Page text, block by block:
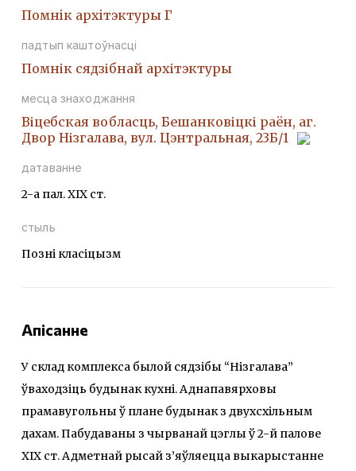
Помнiк архiтэктуры Г
падтып каштоўнасці
Помнік сядзібнай архітэктуры
месца знаходжання
Віцебская вобласць, Бешанковіцкі раён, аг.
Двор Нізгалава, вул. Цэнтральная, 23Б/1
датаванне
2-а пал. XIX ст.
стыль
Позні класіцызм
Апісанне
У склад комплекса былой сядзібы “Нізгалава”
ўваходзіць будынак кухні. Аднапавярховы
прамавугольны ў плане будынак з двухсхільным
дахам. Пабудаваны з чырванай цэглы ў 2-й палове
ХІХ ст. Адметнай рысай з’яўляецца выкарыстанне